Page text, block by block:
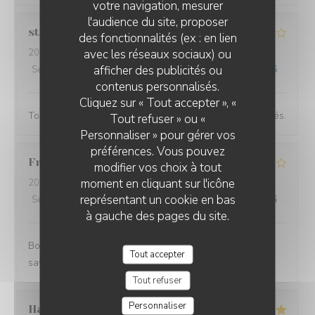
votre navigation, mesurer
l'audience du site, proposer
des fonctionnalités (ex : en lien
avec les réseaux sociaux) ou
afficher des publicités ou
contenus personnalisés.
Cliquez sur « Tout accepter », «
Tout refuser » ou «
Personnaliser » pour gérer vos
préférences. Vous pouvez
modifier vos choix à tout
moment en cliquant sur l'icône
représentant un cookie en bas
à gauche des pages du site.
Tout accepter
Tout refuser
Personnaliser
stephane
2026-07-16
- 12:30 - Couverts 2
Service
Ambiance: 4/5 Cuisine:5/5 Qualité / Prix /5
Toujours très agréable et des plats recherchés et raffinés.
Franck
2026-07-09
- 12:30 - Couverts 4
Service
/5 Ambiance:4/5 Cuisine: 4/5 Qualité / Prix /5
Bonne carte courte au déjeuner, produits frais et
savoureux, service attentionné
Ha